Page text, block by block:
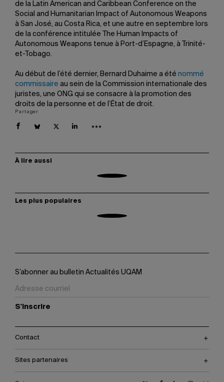
de la Latin American and Caribbean Conference on the
Social and Humanitarian Impact of Autonomous Weapons
à San José, au Costa Rica, et une autre en septembre lors
de la conférence intitulée The Human Impacts of
Autonomous Weapons tenue à Port-d’Espagne, à Trinité-
et-Tobago.
Au début de l’été dernier, Bernard Duhaime a été nommé
commissaire au sein de la Commission internationale des
juristes, une ONG qui se consacre à la promotion des
droits de la personne et de l’État de droit.
Partager
À lire aussi
Les plus populaires
S’abonner au bulletin Actualités UQAM
S'inscrire
Contact
Sites partenaires